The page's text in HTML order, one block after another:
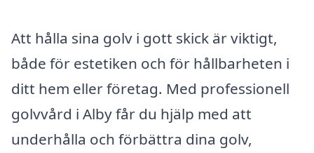
Att hålla sina golv i gott skick är viktigt,
både för estetiken och för hållbarheten i
ditt hem eller företag. Med professionell
golvvård i Alby får du hjälp med att
underhålla och förbättra dina golv,